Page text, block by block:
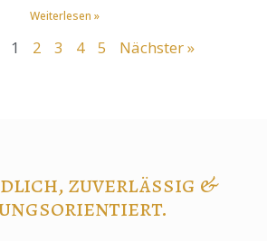
Weiterlesen »
1 2 3 4 5 Nächster »
zuverlässig &